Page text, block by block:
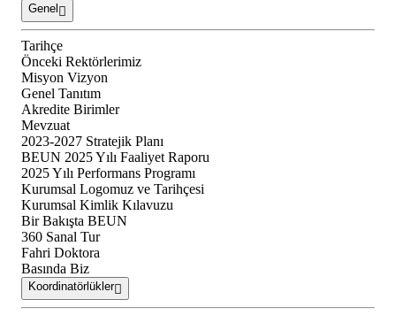
Genel
Tarihçe
Önceki Rektörlerimiz
Misyon Vizyon
Genel Tanıtım
Akredite Birimler
Mevzuat
2023-2027 Stratejik Planı
BEUN 2025 Yılı Faaliyet Raporu
2025 Yılı Performans Programı
Kurumsal Logomuz ve Tarihçesi
Kurumsal Kimlik Kılavuzu
Bir Bakışta BEUN
360 Sanal Tur
Fahri Doktora
Basında Biz
Koordinatörlükler